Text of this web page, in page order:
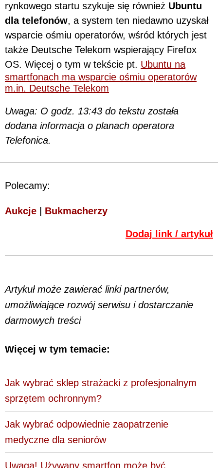
rynkowego startu szykuje się również Ubuntu
dla telefonów, a system ten niedawno uzyskał
wsparcie ośmiu operatorów, wśród których jest
także Deutsche Telekom wspierający Firefox
OS. Więcej o tym w tekście pt. Ubuntu na
smartfonach ma wsparcie ośmiu operatorów
m.in. Deutsche Telekom
Uwaga: O godz. 13:43 do tekstu została
dodana informacja o planach operatora
Telefonica.
Polecamy:
Aukcje Bukmacherzy
Dodaj link / artykuł
Artykuł może zawierać linki partnerów,
umożliwiające rozwój serwisu i dostarczanie
darmowych treści
Więcej w tym temacie:
Jak wybrać sklep strażacki z profesjonalnym
sprzętem ochronnym?
Jak wybrać odpowiednie zaopatrzenie
medyczne dla seniorów
Uwaga! Używany smartfon może być